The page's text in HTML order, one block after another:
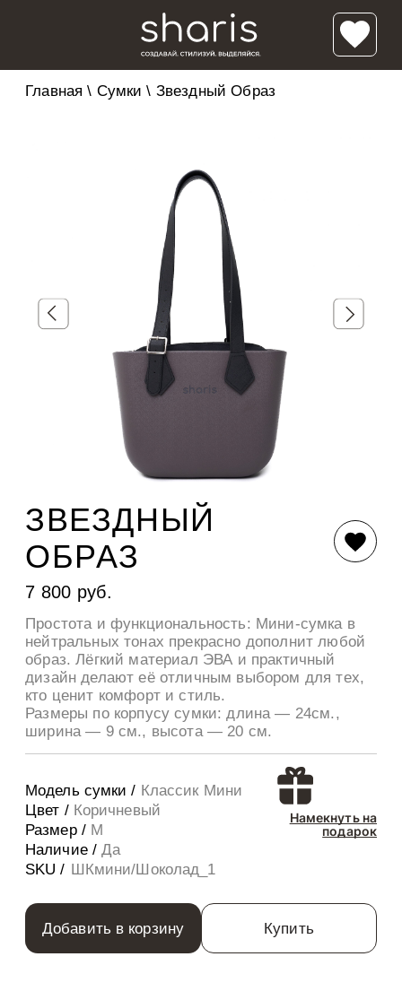
Главная \ Сумки \ Звездный Образ
ЗВЕЗДНЫЙ
ОБРАЗ
7 800 руб.
Простота и функциональность: Мини-сумка в
нейтральных тонах прекрасно дополнит любой
образ. Лёгкий материал ЭВА и практичный
дизайн делают её отличным выбором для тех,
кто ценит комфорт и стиль.
Размеры по корпусу сумки: длина — 24см.,
ширина — 9 см., высота — 20 см.
Модель сумки / Классик Мини
Цвет / Коричневый
Размер / M
Наличие /Да
SKU / ШКмини/Шоколад_1
Намекнуть на
подарок
Добавить в корзину Купить